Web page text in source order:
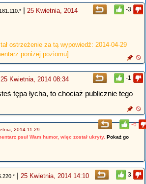
-3
| 25 Kwietnia, 2014
ostrzeżenie za tą wypowiedź: 2014-04-29
poniżej poziomu]
-1
25 Kwietnia, 2014 08:34
tępa łycha, to chociaż publicznie tego
-6
2014 11:29
psuł Wam humor, więc został ukryty. Pokaż go
3
| 25 Kwietnia, 2014 14:10